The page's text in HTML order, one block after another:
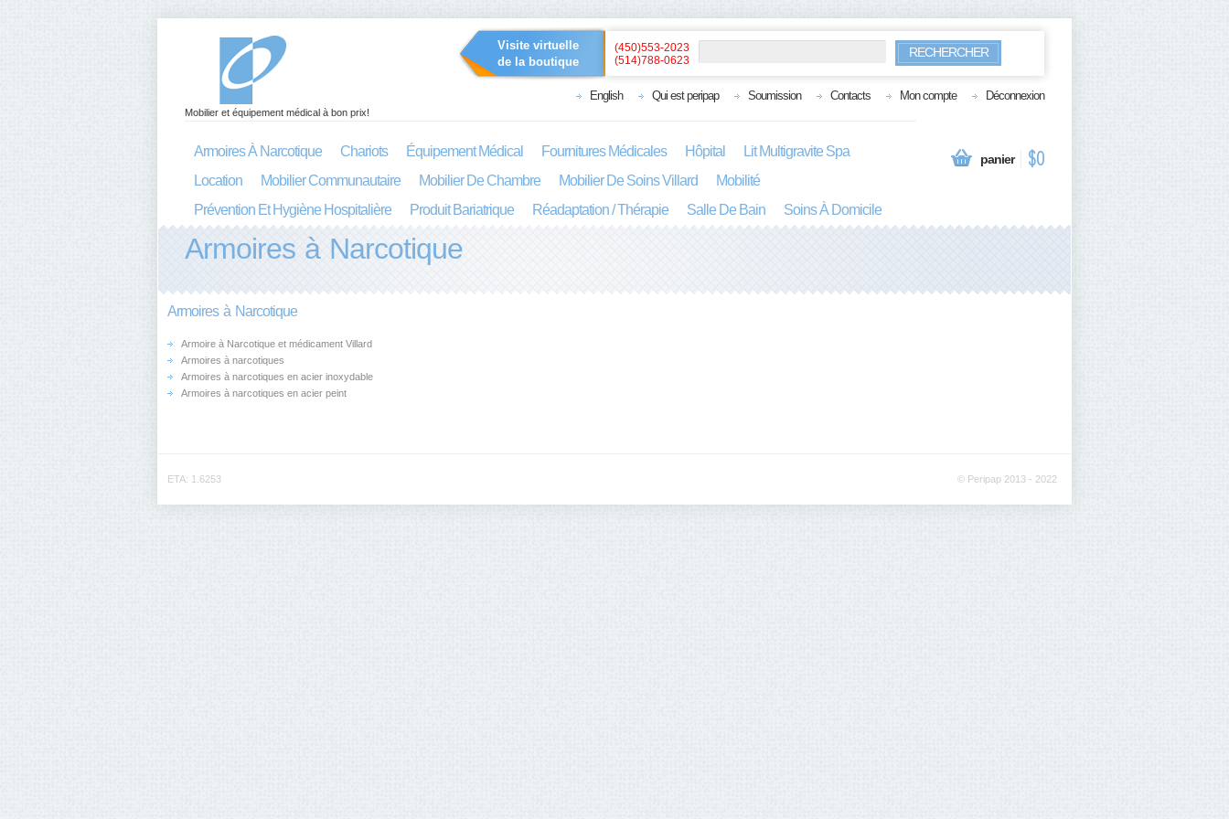
Visite virtuelle
de la boutique
Mobilier et équipement médical à bon prix!
English Qui est peripap Soumission Contacts Mon compte Déconnexion
(450)553-2023
(514)788-0623
RECHERCHER
Armoires À Narcotique Chariots Équipement Médical Fournitures Médicales Hôpital
Lit Multigravite Spa
Location
Mobilier Communautaire Mobilier De Chambre Mobilier De Soins Villard
Mobilité
Prévention Et Hygiène Hospitalière
Produit Bariatrique Réadaptation / Thérapie Salle De Bain Soins À Domicile
panier $0
Armoires à Narcotique
Armoires à Narcotique
Armoire à Narcotique et médicament Villard
Armoires à narcotiques
Armoires à narcotiques en acier inoxydable
Armoires à narcotiques en acier peint
© Peripap 2013 - 2022
ETA: 1.6253